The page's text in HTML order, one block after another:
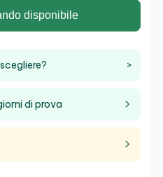
di questa
un solo clic.
disponibile
>
di prova